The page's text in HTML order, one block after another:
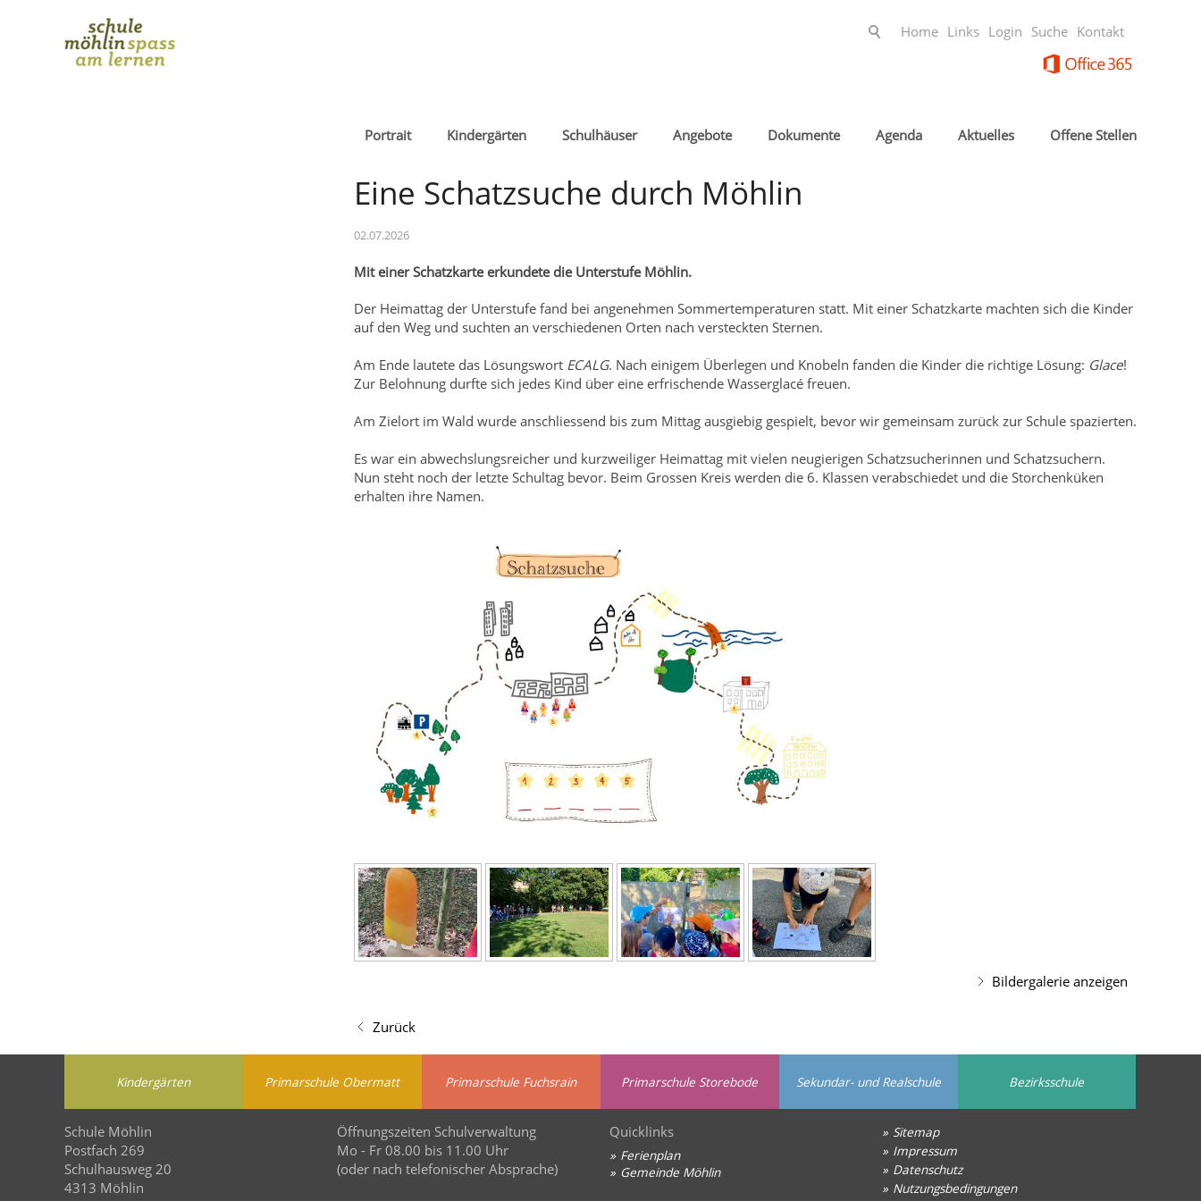
Home Links Login Suche Kontakt
Portrait Kindergärten Schulhäuser Angebote Dokumente Agenda Aktuelles Offene Stellen
Eine Schatzsuche durch Möhlin
02.07.2026
Mit einer Schatzkarte erkundete die Unterstufe Möhlin.
Der Heimattag der Unterstufe fand bei angenehmen Sommertemperaturen statt. Mit einer Schatzkarte machten sich die Kinder
auf den Weg und suchten an verschiedenen Orten nach versteckten Sternen.
Am Ende lautete das Lösungswort ECALG. Nach einigem Überlegen und Knobeln fanden die Kinder die richtige Lösung: Glace!
Zur Belohnung durfte sich jedes Kind über eine erfrischende Wasserglacé freuen.
Am Zielort im Wald wurde anschliessend bis zum Mittag ausgiebig gespielt, bevor wir gemeinsam zurück zur Schule spazierten.
Es war ein abwechslungsreicher und kurzweiliger Heimattag mit vielen neugierigen Schatzsucherinnen und Schatzsuchern.
Nun steht noch der letzte Schultag bevor. Beim Grossen Kreis werden die 6. Klassen verabschiedet und die Storchenküken
erhalten ihre Namen.
Bildergalerie anzeigen
Zurück
Kindergärten Primarschule Obermatt Primarschule Fuchsrain Primarschule Storebode Sekundar- und Realschule Bezirksschule
Schule Möhlin
Postfach 269
Schulhausweg 20
4313 Möhlin
Öffnungszeiten Schulverwaltung
Mo - Fr 08.00 bis 11.00 Uhr
(oder nach telefonischer Absprache)
Quicklinks
Ferienplan
Gemeinde Möhlin
Sitemap
Impressum
Datenschutz
Nutzungsbedingungen